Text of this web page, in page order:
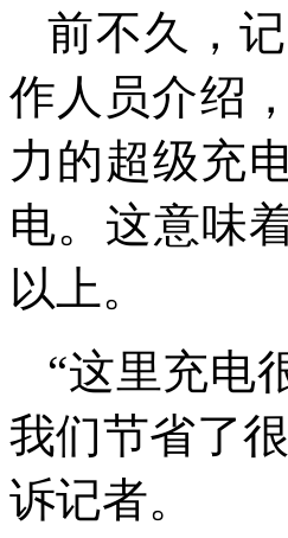
前不久，
作人员介绍
力的超级充
电。这意味
以上。
“这里充电
我们节省了
诉记者。